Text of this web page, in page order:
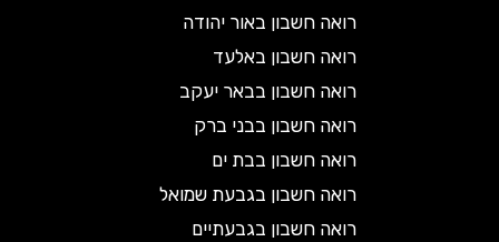
רואה חשבון באור יהודה
רואה חשבון באלעד
רואה חשבון בבאר יעקב
רואה חשבון בבני ברק
רואה חשבון בבת ים
רואה חשבון בגבעת שמואל
רואה חשבון בגבעתיים